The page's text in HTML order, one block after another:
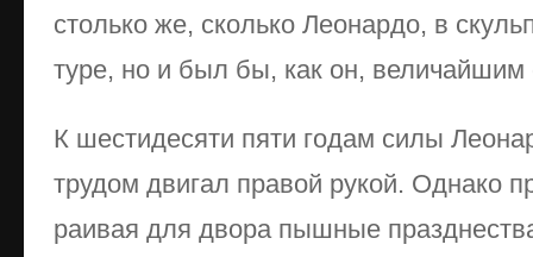
столь­ко же, сколь­ко Ле­о­нар­до, в
ту­ре, но и был бы, как он,
К шес­ти­де­ся­ти пя­ти го­дам си­лы
тру­дом дви­гал пра­вой ру­кой. Од­на­ко
раи­вая для дво­ра пыш­ные